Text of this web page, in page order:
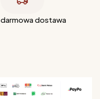
darmowa dostawa